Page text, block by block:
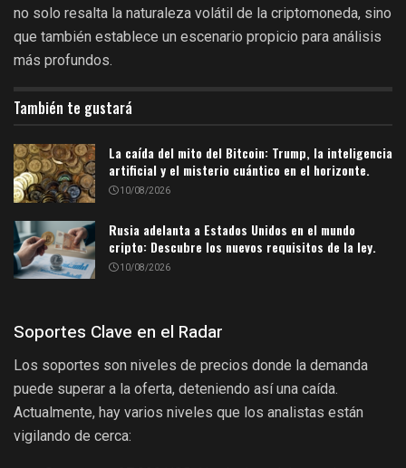
no solo resalta la naturaleza volátil de la criptomoneda, sino
que también establece un escenario propicio para análisis
más profundos.
También te gustará
La caída del mito del Bitcoin: Trump, la inteligencia
artificial y el misterio cuántico en el horizonte.
10/08/2026
Rusia adelanta a Estados Unidos en el mundo
cripto: Descubre los nuevos requisitos de la ley.
10/08/2026
Soportes Clave en el Radar
Los soportes son niveles de precios donde la demanda
puede superar a la oferta, deteniendo así una caída.
Actualmente, hay varios niveles que los analistas están
vigilando de cerca: